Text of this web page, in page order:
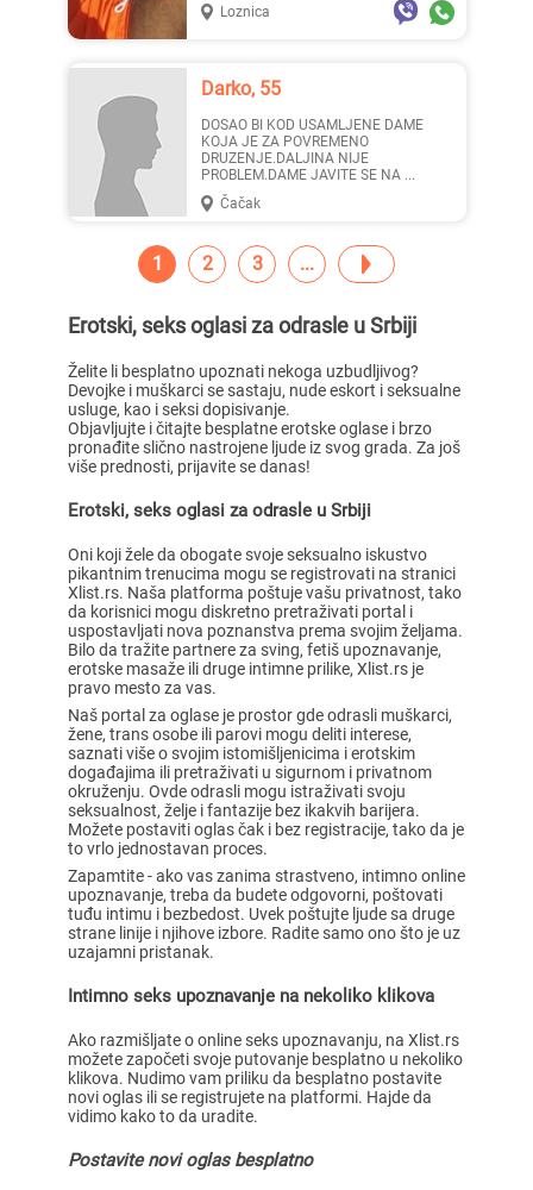
Loznica
Darko, 55
DOSAO BI KOD USAMLJENE DAME
KOJA JE ZA POVREMENO
DRUZENJE.DALJINA NIJE
PROBLEM.DAME JAVITE SE NA ...
Čačak
1 2 3
Erotski, seks oglasi za odrasle u Srbiji
Želite li besplatno upoznati nekoga uzbudljivog?
Devojke i muškarci se sastaju, nude eskort i seksualne
usluge, kao i seksi dopisivanje.
Objavljujte i čitajte besplatne erotske oglase i brzo
pronađite slično nastrojene ljude iz svog grada. Za još
više prednosti, prijavite se danas!
Erotski, seks oglasi za odrasle u Srbiji
Oni koji žele da obogate svoje seksualno iskustvo
pikantnim trenucima mogu se registrovati na stranici
Xlist.rs. Naša platforma poštuje vašu privatnost, tako
da korisnici mogu diskretno pretraživati portal i
uspostavljati nova poznanstva prema svojim željama.
Bilo da tražite partnere za sving, fetiš upoznavanje,
erotske masaže ili druge intimne prilike, Xlist.rs je
pravo mesto za vas.
Naš portal za oglase je prostor gde odrasli muškarci,
žene, trans osobe ili parovi mogu deliti interese,
saznati više o svojim istomišljenicima i erotskim
događajima ili pretraživati u sigurnom i privatnom
okruženju. Ovde odrasli mogu istraživati svoju
seksualnost, želje i fantazije bez ikakvih barijera.
Možete postaviti oglas čak i bez registracije, tako da je
to vrlo jednostavan proces.
Zapamtite - ako vas zanima strastveno, intimno online
upoznavanje, treba da budete odgovorni, poštovati
tuđu intimu i bezbedost. Uvek poštujte ljude sa druge
strane linije i njihove izbore. Radite samo ono što je uz
uzajamni pristanak.
Intimno seks upoznavanje na nekoliko klikova
Ako razmišljate o online seks upoznavanju, na Xlist.rs
možete započeti svoje putovanje besplatno u nekoliko
klikova. Nudimo vam priliku da besplatno postavite
novi oglas ili se registrujete na platformi. Hajde da
vidimo kako to da uradite.
Postavite novi oglas besplatno